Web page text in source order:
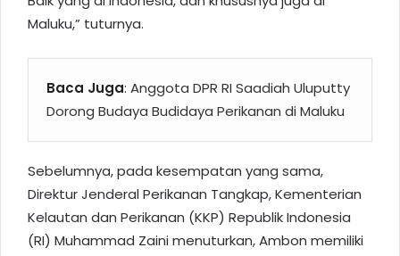
Maluku,” tuturnya.
Baca Juga: Anggota DPR RI Saadiah Uluputty
Dorong Budaya Budidaya Perikanan di Maluku
Sebelumnya, pada kesempatan yang sama,
Direktur Jenderal Perikanan Tangkap, Kementerian
Kelautan dan Perikanan (KKP) Republik Indonesia
(RI) Muhammad Zaini menuturkan, Ambon memiliki